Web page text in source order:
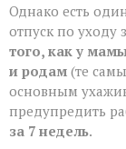
Однако есть
отпуск по уходу
того, как у
и родам (те
основным
предупредить
за 7 недель.